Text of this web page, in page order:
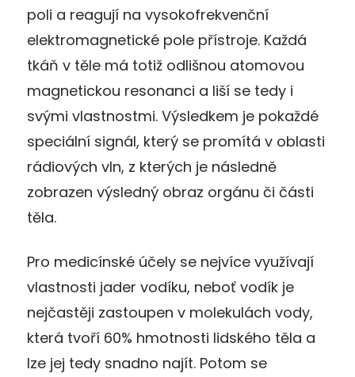
poli a reagují na vysokofrekvenční
elektromagnetické pole přístroje. Každá
tkáň v těle má totiž odlišnou atomovou
magnetickou resonanci a liší se tedy i
svými vlastnostmi. Výsledkem je pokaždé
speciální signál, který se promítá v oblasti
rádiových vln, z kterých je následně
zobrazen výsledný obraz orgánu či části
těla.
Pro medicínské účely se nejvíce využívají
vlastnosti jader vodíku, neboť vodík je
nejčastěji zastoupen v molekulách vody,
která tvoří 60% hmotnosti lidského těla a
lze jej tedy snadno najít. Potom se